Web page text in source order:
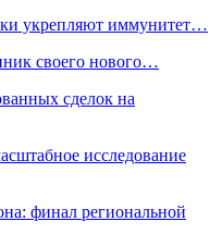
укрепляют иммунитет…
своего нового…
сделок на
исследование
финал региональной